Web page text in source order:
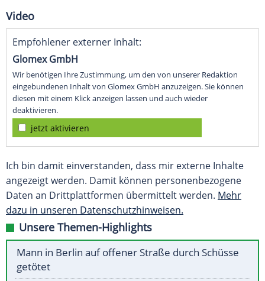
Video
Empfohlener externer Inhalt:
Glomex GmbH
Wir benötigen Ihre Zustimmung, um den von unserer Redaktion
eingebundenen Inhalt von Glomex GmbH anzuzeigen. Sie können
diesen mit einem Klick anzeigen lassen und auch wieder
deaktivieren.
jetzt aktivieren
Ich bin damit einverstanden, dass mir externe Inhalte
angezeigt werden. Damit können personenbezogene
Daten an Drittplattformen übermittelt werden. Mehr
dazu in unseren Datenschutzhinweisen.
Unsere Themen-Highlights
Mann in Berlin auf offener Straße durch Schüsse
getötet